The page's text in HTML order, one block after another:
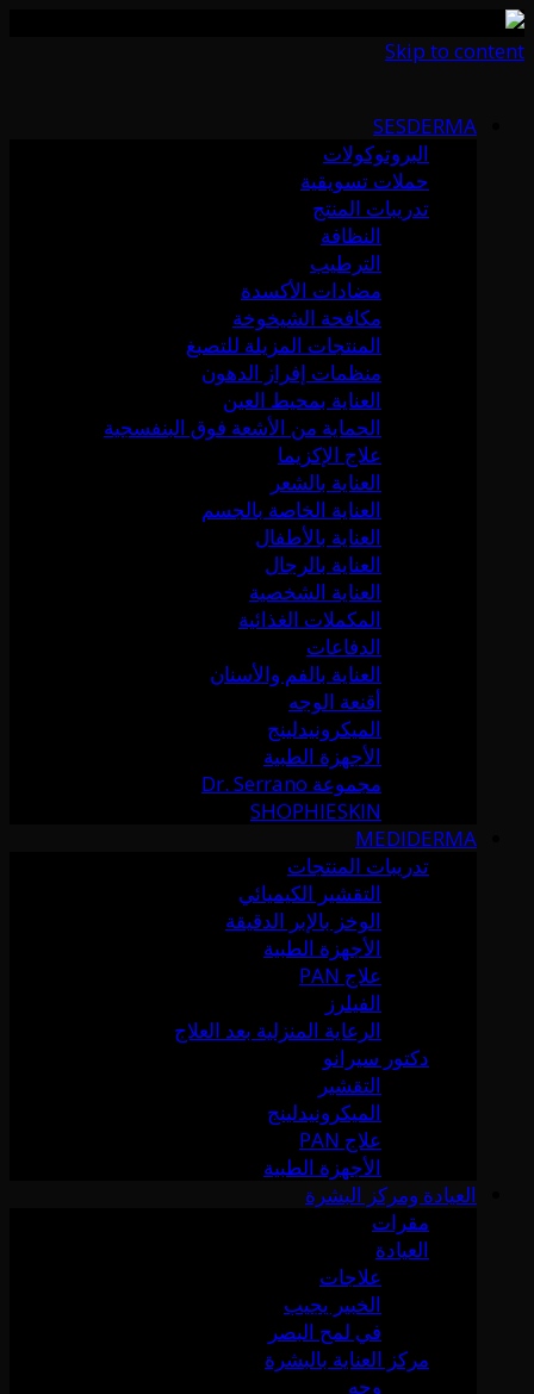
Skip to content
SESDERMA
البروتوكولات
حملات تسويقية
تدريبات المنتج
النظافة
الترطيب
مضادات الأكسدة
مكافحة الشيخوخة
المنتجات المزيلة للتصبغ
منظمات إفراز الدهون
العناية بمحيط العين
الحماية من الأشعة فوق البنفسجية
علاج الإكزيما
العناية بالشعر
العناية الخاصة بالجسم
العناية بالأطفال
العناية بالرجال
العناية الشخصية
المكملات الغذائية
الدفاعات
العناية بالفم والأسنان
أقنعة الوجه
الميكرونيدلينج
الأجهزة الطبية
مجموعة Dr. Serrano
SHOPHIESKIN
MEDIDERMA
تدريبات المنتجات
التقشير الكيميائي
الوخز بالإبر الدقيقة
الأجهزة الطبية
علاج PAN
الفيلرز
الرعاية المنزلية بعد العلاج
دكتور سيرانو
التقشير
الميكرونيدلينج
علاج PAN
الأجهزة الطبية
العيادة ومركز البشرة
مقرات
العيادة
علاجات
الخبير يجيب
في لمح البصر
مركز العناية بالبشرة
وجه